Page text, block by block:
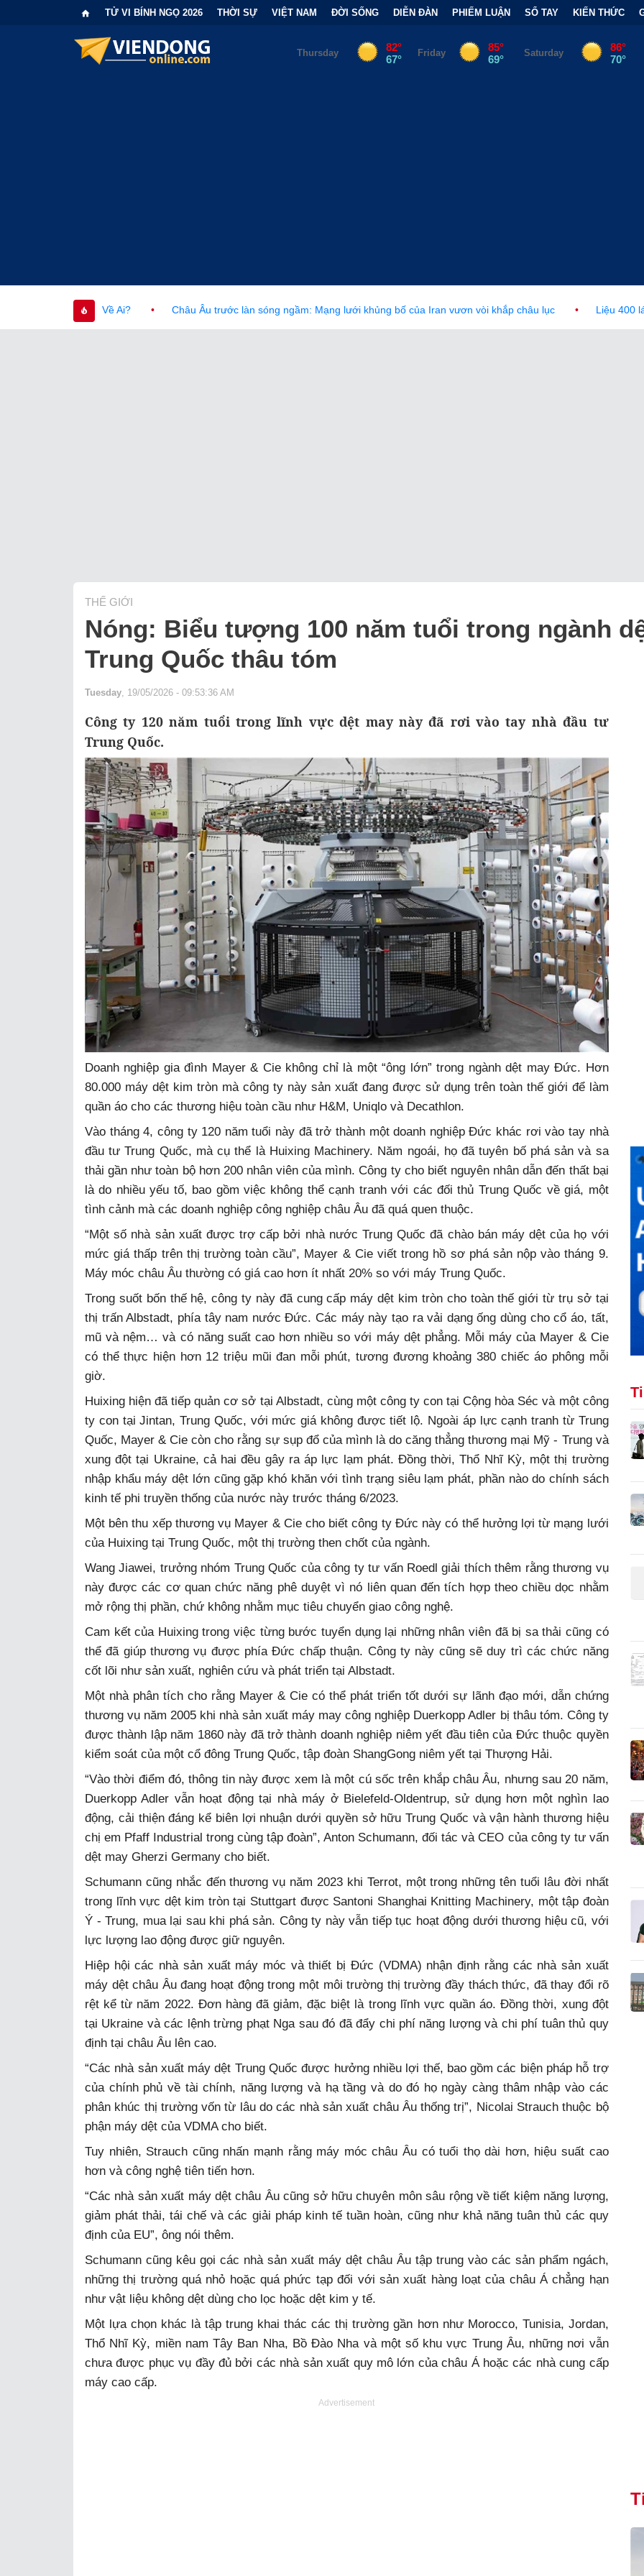
TỬ VI BÍNH NGỌ 2026 THỜI SỰ VIỆT NAM ĐỜI SỐNG DIỄN ĐÀN PHIẾM LUẬN SỔ TAY KIẾN THỨC
Châu Âu trước làn sóng ngầm: Mạng lưới khủng bố của Iran vươn vòi khắp châu lục • Liệu 400 lá phiếu của người
THẾ GIỚI
Nóng: Biểu tượng 100 năm tuổi trong ngành
Trung Quốc thâu tóm
Tuesday , 19/05/2026 - 09:53:36 AM
Công ty 120 năm tuổi trong lĩnh vực dệt may này đã rơi vào tay nhà đầu tư
Trung Quốc.
Doanh nghiệp gia đình Mayer & Cie không chỉ là một “ông lớn” trong ngành dệt may Đức. Hơn
80.000 máy dệt kim tròn mà công ty này sản xuất đang được sử dụng trên toàn thế giới để làm
quần áo cho các thương hiệu toàn cầu như H&M, Uniqlo và Decathlon.
Vào tháng 4, công ty 120 năm tuổi này đã trở thành một doanh nghiệp Đức khác rơi vào tay nhà
đầu tư Trung Quốc, mà cụ thể là Huixing Machinery. Năm ngoái, họ đã tuyên bố phá sản và sa
thải gần như toàn bộ hơn 200 nhân viên của mình. Công ty cho biết nguyên nhân dẫn đến thất bại
là do nhiều yếu tố, bao gồm việc không thể cạnh tranh với các đối thủ Trung Quốc về giá, một
tình cảnh mà các doanh nghiệp công nghiệp châu Âu đã quá quen thuộc.
“Một số nhà sản xuất được trợ cấp bởi nhà nước Trung Quốc đã chào bán máy dệt của họ với
mức giá thấp trên thị trường toàn cầu”, Mayer & Cie viết trong hồ sơ phá sản nộp vào tháng 9.
Máy móc châu Âu thường có giá cao hơn ít nhất 20% so với máy Trung Quốc.
Trong suốt bốn thế hệ, công ty này đã cung cấp máy dệt kim tròn cho toàn thế giới từ trụ sở tại
thị trấn Albstadt, phía tây nam nước Đức. Các máy này tạo ra vải dạng ống dùng cho cổ áo, tất,
mũ và nệm… và có năng suất cao hơn nhiều so với máy dệt phẳng. Mỗi máy của Mayer & Cie
có thể thực hiện hơn 12 triệu mũi đan mỗi phút, tương đương khoảng 380 chiếc áo phông mỗi
giờ.
Huixing hiện đã tiếp quản cơ sở tại Albstadt, cùng một công ty con tại Cộng hòa Séc và một công
ty con tại Jintan, Trung Quốc, với mức giá không được tiết lộ. Ngoài áp lực cạnh tranh từ Trung
Quốc, Mayer & Cie còn cho rằng sự sụp đổ của mình là do căng thẳng thương mại Mỹ - Trung và
xung đột tại Ukraine, cả hai đều gây ra áp lực lạm phát. Đồng thời, Thổ Nhĩ Kỳ, một thị trường
nhập khẩu máy dệt lớn cũng gặp khó khăn với tình trạng siêu lạm phát, phần nào do chính sách
kinh tế phi truyền thống của nước này trước tháng 6/2023.
Một bên thu xếp thương vụ Mayer & Cie cho biết công ty Đức này có thể hưởng lợi từ mạng lưới
của Huixing tại Trung Quốc, một thị trường then chốt của ngành.
Wang Jiawei, trưởng nhóm Trung Quốc của công ty tư vấn Roedl giải thích thêm rằng thương vụ
này được các cơ quan chức năng phê duyệt vì nó liên quan đến tích hợp theo chiều dọc nhằm
mở rộng thị phần, chứ không nhằm mục tiêu chuyển giao công nghệ.
Cam kết của Huixing trong việc từng bước tuyển dụng lại những nhân viên đã bị sa thải cũng có
thể đã giúp thương vụ được phía Đức chấp thuận. Công ty này cũng sẽ duy trì các chức năng
cốt lõi như sản xuất, nghiên cứu và phát triển tại Albstadt.
Một nhà phân tích cho rằng Mayer & Cie có thể phát triển tốt dưới sự lãnh đạo mới, dẫn chứng
thương vụ năm 2005 khi nhà sản xuất máy may công nghiệp Duerkopp Adler bị thâu tóm. Công ty
được thành lập năm 1860 này đã trở thành doanh nghiệp niêm yết đầu tiên của Đức thuộc quyền
kiểm soát của một cổ đông Trung Quốc, tập đoàn ShangGong niêm yết tại Thượng Hải.
“Vào thời điểm đó, thông tin này được xem là một cú sốc trên khắp châu Âu, nhưng sau 20 năm,
Duerkopp Adler vẫn hoạt động tại nhà máy ở Bielefeld-Oldentrup, sử dụng hơn một nghìn lao
động, cải thiện đáng kể biên lợi nhuận dưới quyền sở hữu Trung Quốc và vận hành thương hiệu
chị em Pfaff Industrial trong cùng tập đoàn”, Anton Schumann, đối tác và CEO của công ty tư vấn
dệt may Gherzi Germany cho biết.
Schumann cũng nhắc đến thương vụ năm 2023 khi Terrot, một trong những tên tuổi lâu đời nhất
trong lĩnh vực dệt kim tròn tại Stuttgart được Santoni Shanghai Knitting Machinery, một tập đoàn
Ý - Trung, mua lại sau khi phá sản. Công ty này vẫn tiếp tục hoạt động dưới thương hiệu cũ, với
lực lượng lao động được giữ nguyên.
Hiệp hội các nhà sản xuất máy móc và thiết bị Đức (VDMA) nhận định rằng các nhà sản xuất
máy dệt châu Âu đang hoạt động trong một môi trường thị trường đầy thách thức, đã thay đổi rõ
rệt kể từ năm 2022. Đơn hàng đã giảm, đặc biệt là trong lĩnh vực quần áo. Đồng thời, xung đột
tại Ukraine và các lệnh trừng phạt Nga sau đó đã đẩy chi phí năng lượng và chi phí tuân thủ quy
định tại châu Âu lên cao.
“Các nhà sản xuất máy dệt Trung Quốc được hưởng nhiều lợi thế, bao gồm các biện pháp hỗ trợ
của chính phủ về tài chính, năng lượng và hạ tầng và do đó họ ngày càng thâm nhập vào các
phân khúc thị trường vốn từ lâu do các nhà sản xuất châu Âu thống trị”, Nicolai Strauch thuộc bộ
phận máy dệt của VDMA cho biết.
Tuy nhiên, Strauch cũng nhấn mạnh rằng máy móc châu Âu có tuổi thọ dài hơn, hiệu suất cao
hơn và công nghệ tiên tiến hơn.
“Các nhà sản xuất máy dệt châu Âu cũng sở hữu chuyên môn sâu rộng về tiết kiệm năng lượng,
giảm phát thải, tái chế và các giải pháp kinh tế tuần hoàn, cũng như khả năng tuân thủ các quy
định của EU”, ông nói thêm.
Schumann cũng kêu gọi các nhà sản xuất máy dệt châu Âu tập trung vào các sản phẩm ngách,
những thị trường quá nhỏ hoặc quá phức tạp đối với sản xuất hàng loạt của châu Á chẳng hạn
như vật liệu không dệt dùng cho lọc hoặc dệt kim y tế.
Một lựa chọn khác là tập trung khai thác các thị trường gần hơn như Morocco, Tunisia, Jordan,
Thổ Nhĩ Kỳ, miền nam Tây Ban Nha, Bồ Đào Nha và một số khu vực Trung Âu, những nơi vẫn
chưa được phục vụ đầy đủ bởi các nhà sản xuất quy mô lớn của châu Á hoặc các nhà cung cấp
máy cao cấp.
Advertisement